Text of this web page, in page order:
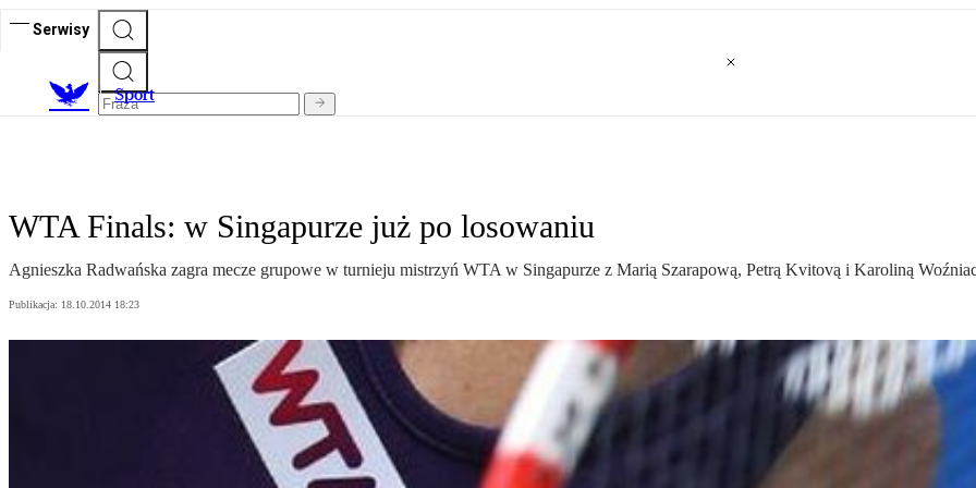
Serwisy
Sport
WTA Finals: w Singapurze już po losowaniu
Agnieszka Radwańska zagra mecze grupowe w turnieju mistrzyń WTA w Singapurze z Marią Szarapową, Petrą Kvitovą i Karoliną
Publikacja: 18.10.2014 18:23